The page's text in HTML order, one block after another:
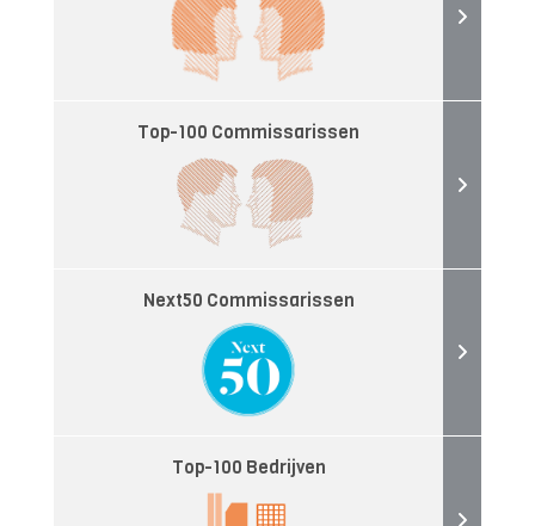
Top-100 Commissarissen
Next50 Commissarissen
Top-100 Bedrijven